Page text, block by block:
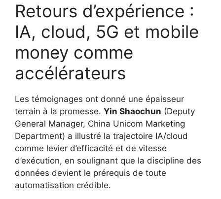
Retours d’expérience :
IA, cloud, 5G et mobile
money comme
accélérateurs
Les témoignages ont donné une épaisseur
terrain à la promesse. Yin Shaochun (Deputy
General Manager, China Unicom Marketing
Department) a illustré la trajectoire IA/cloud
comme levier d’efficacité et de vitesse
d’exécution, en soulignant que la discipline des
données devient le prérequis de toute
automatisation crédible.